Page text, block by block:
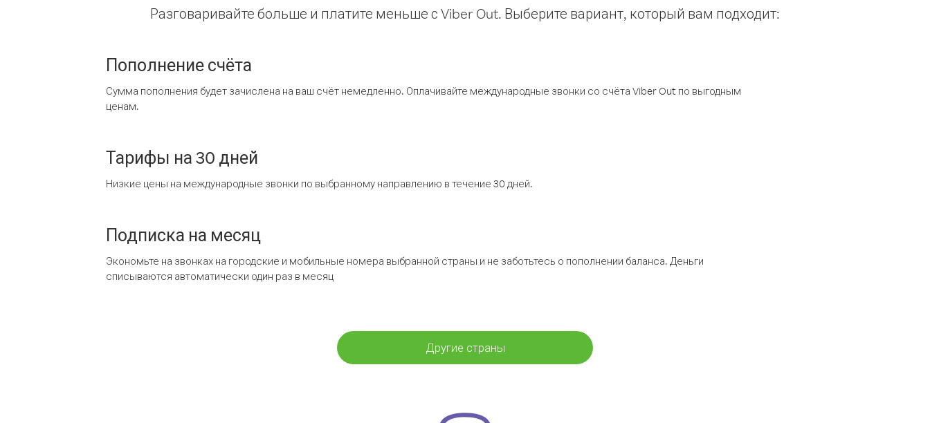
Разговаривайте больше и платите меньше с Viber Out. Выберите вариант, который вам подходит:
Пополнение счёта
Сумма пополнения будет зачислена на ваш счёт немедленно. Оплачивайте международные звонки со счёта Viber Out по выгодным
ценам.
Тарифы на 30 дней
Низкие цены на международные звонки по выбранному направлению в течение 30 дней.
Подписка на месяц
Экономьте на звонках на городские и мобильные номера выбранной страны и не заботьтесь о пополнении баланса. Деньги
списываются автоматически один раз в месяц
Другие страны